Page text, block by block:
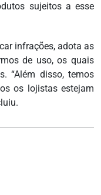
sujeitos a esse
infrações, adota as
de uso, os quais
“Além disso, temos
os lojistas estejam